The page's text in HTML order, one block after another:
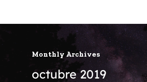
Hit enter to search or ESC to close
Monthly Archives
octubre 2019